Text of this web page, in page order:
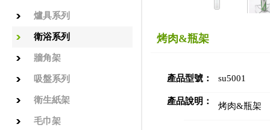
爐具系列
衛浴系列
牆角架
吸盤系列
衛生紙架
毛巾架
烤肉&瓶架
產品型號： su5001
產品說明： 烤肉&瓶架